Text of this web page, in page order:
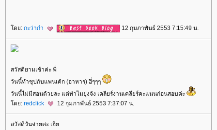
ดย: กะว่าก๋า 12 กุมภาพันธ์ 2553 7:15:49 น.
สวัสดียามเช้าค่ะ พี่
วันนี้ทำซุปกับแพนเค้ก (อาหาร) ฮี่ๆๆๆ
วันนี้ไม่มีสอนด้วยละ แต่ทำไมยุ่งจัง เคลียร์งานเคลียร์คะแนนก่อนสอบค่ะ
ดย: redclick 12 กุมภาพันธ์ 2553 7:37:07 น.
สวัสดีวันจ่ายค่ะ เฮี